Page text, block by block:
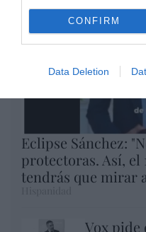
CONFIRM
Data Deletion
Eclipse Sánchez:
protectoras. Así, el
tendrás que mirar
Vox pide